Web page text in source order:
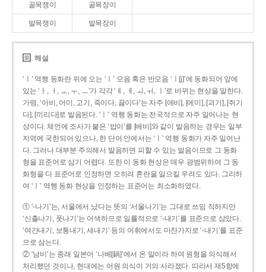
골목쟁이 골목장이
발목쟁이 발목장이
해설
‘ㅣ’ 역행 동화란 뒤에 오는 ‘ㅣ’ 모음 혹은 반모음 ‘ㅣ[j]’에 동화되어 앞에
있는 ‘ㅏ, ㅓ, ㅗ, ㅜ, ㅡ’가 각각 ‘ㅐ, ㅔ, ㅚ, ㅟ, ㅣ’로 바뀌는 현상을 말한다.
가령, ‘아비, 어미, 고기, 죽이다, 끓이다’는 자주 [애비], [에미], [괴기], [쥐기
다], [끼리다]로 발음된다. ‘ㅣ’ 역행 동화는 전국적으로 자주 일어나는 현
상이다. 체언에 조사가 붙은 ‘밥이’를 [배비]와 같이 발음하는 경우는 일부
지역에 국한되어 있으나, 한 단어 안에서는 ‘ㅣ’ 역행 동화가 자주 일어난
다. 그러나 대부분 주의해서 발음하면 피할 수 있는 발음이므로 그 동화
형을 표준어로 삼기 어렵다. 또한 이 동화 현상은 매우 광범위하여 그 동
화형을 다 표준어로 인정하면 오히려 혼란을 일으킬 우려도 있다. 그리하
여 ‘ㅣ’ 역행 동화 현상을 인정하는 표준어는 최소화하였다.
① ‘-나기’는, 서울에서 났다는 뜻의 ‘서울나기’는 그대로 쓰임 직하지만
‘신출나기, 풋나기’는 어색하므로 일률적으로 ‘-내기’를 표준으로 삼았다.
‘여간내기, 보통내기, 새내기’ 등의 어휘에서도 마찬가지로 ‘-내기’를 표준
으로 삼는다.
② ‘남비’는 종래 일본어 ‘나베[鍋]’에서 온 말이라 하여 원형을 의식해서
처리했던 것이나, 현대에는 어원 의식이 거의 사라졌다. 따라서 제5항에